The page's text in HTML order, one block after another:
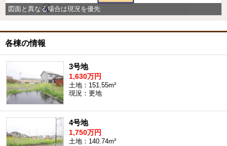
図面と異なる場合は現況を優先
各棟の情報
3号地
1,630万円
土地：151.55m²
現況：更地
4号地
1,750万円
土地：140.74m²